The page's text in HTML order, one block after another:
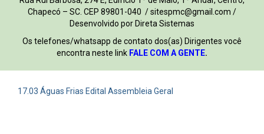
Chapecó – SC. CEP 89801-040 / sitespmc@gmail.com /
Desenvolvido por Direta Sistemas
Os telefones/whatsapp de contato dos(as) Dirigentes você
encontra neste link FALE COM A GENTE.
17.03 Águas Frias Edital Assembleia Geral